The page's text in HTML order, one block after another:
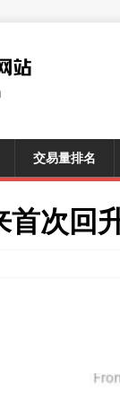
交易量排名
次回